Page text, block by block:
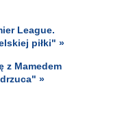
League.
piłki" »
z Mamedem
»